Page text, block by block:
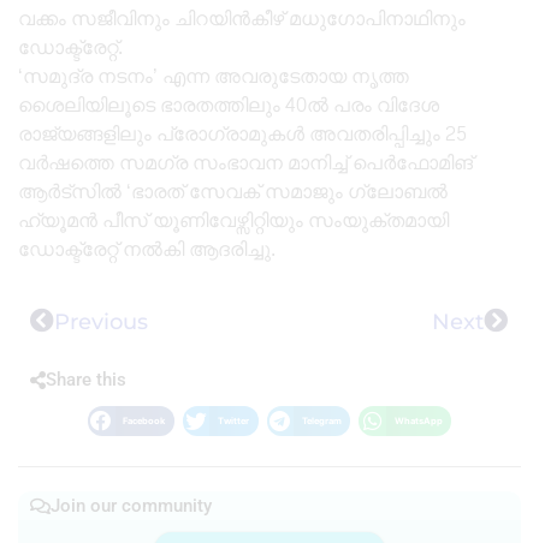
വക്കം സജീവിനും ചിറയിൻകീഴ് മധുഗോപിനാഥിനും
ഡോക്ട്രേറ്റ്.
‘സമുദ്ര നടനം’ എന്ന അവരുടേതായ നൃത്ത
ശൈലിയിലൂടെ ഭാരതത്തിലും 40ൽ പരം വിദേശ
രാജ്യങ്ങളിലും പ്രോഗ്രാമുകൾ അവതരിപ്പിച്ചും 25
വർഷത്തെ സമഗ്ര സംഭാവന മാനിച്ച് പെർഫോമിങ്
ആർട്സിൽ ‘ഭാരത് സേവക് സമാജും ഗ്ലോബൽ
ഹ്യൂമൻ പീസ് യൂണിവേഴ്സിറ്റിയും സംയുക്തമായി
ഡോക്ട്രേറ്റ് നൽകി ആദരിച്ചു.
Previous Next
Share this
Facebook Twitter Telegram WhatsApp
Join our community